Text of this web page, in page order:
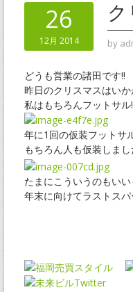
26
12月 2014
ク
by
どうも営業の諸田です!!
昨日のクリスマスはい
私はもちろんフットサル
年に1回の仮装フットサ
もちろん人も仮装しまし
たまにこういうのもいい
年末に向けてラストスパ